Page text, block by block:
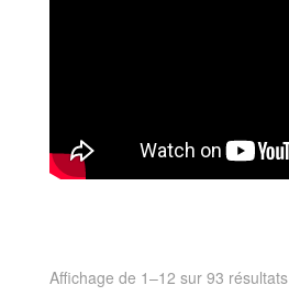
Affichage de 1–12 sur 93 résultats